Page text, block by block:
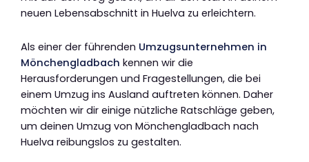
neuen Lebensabschnitt in Huelva zu erleichtern.
Als einer der führenden Umzugsunternehmen in
Mönchengladbach kennen wir die
Herausforderungen und Fragestellungen, die bei
einem Umzug ins Ausland auftreten können. Daher
möchten wir dir einige nützliche Ratschläge geben,
um deinen Umzug von Mönchengladbach nach
Huelva reibungslos zu gestalten.